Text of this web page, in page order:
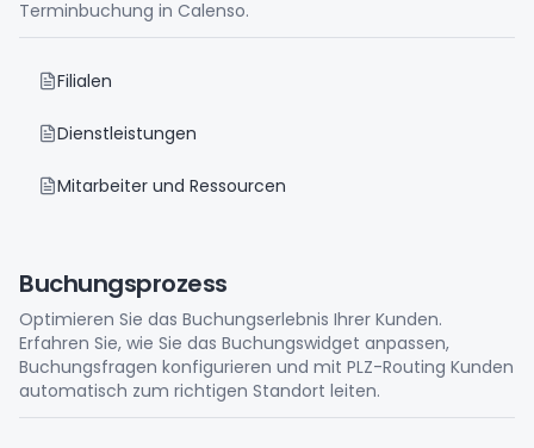
Terminbuchung in Calenso.
Filialen
Dienstleistungen
Mitarbeiter und Ressourcen
Buchungsprozess
Optimieren Sie das Buchungserlebnis Ihrer Kunden.
Erfahren Sie, wie Sie das Buchungswidget anpassen,
Buchungsfragen konfigurieren und mit PLZ-Routing Kunden
automatisch zum richtigen Standort leiten.